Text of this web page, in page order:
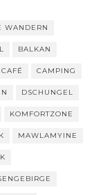
WANDERN
BALKAN
CAFÉ CAMPING
DSCHUNGEL
KOMFORTZONE
MAWLAMYINE